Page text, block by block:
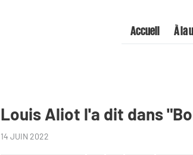
Accueil À la
Louis Aliot l'a dit dans
14 JUIN 2022